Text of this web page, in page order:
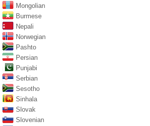
Mongolian
Burmese
Nepali
Norwegian
Pashto
Persian
Punjabi
Serbian
Sesotho
Sinhala
Slovak
Slovenian